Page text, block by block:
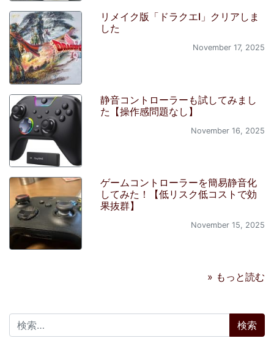
リメイク版「ドラクエI」クリアしま
した
November 17, 2025
静音コントローラーも試してみまし
た【操作感問題なし】
November 16, 2025
ゲームコントローラーを簡易静音化
してみた！【低リスク低コストで効
果抜群】
November 15, 2025
» もっと読む
検索: